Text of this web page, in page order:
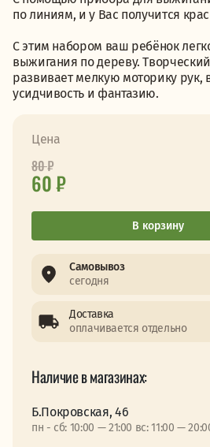
по линиям, и у Вас получится
С этим набором ваш ребёнок
выжигания по дереву.
развивает мелкую моторику рук,
усидчивость и фантазию.
Цена
60 ₽
80₽
В корзину
Самовывоз
сегодня
Доставка
оплачивается отдельно
Наличие в магазинах:
Б.Покровская, 46
пн - сб: 10:00 — 21:00 вс: 11:00 —